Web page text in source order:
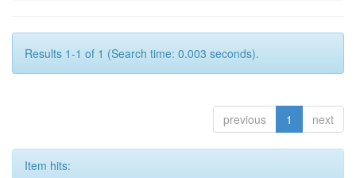
Results 1-1 of 1 (Search time: 0.003 seconds).
previous 1 next
Item hits: